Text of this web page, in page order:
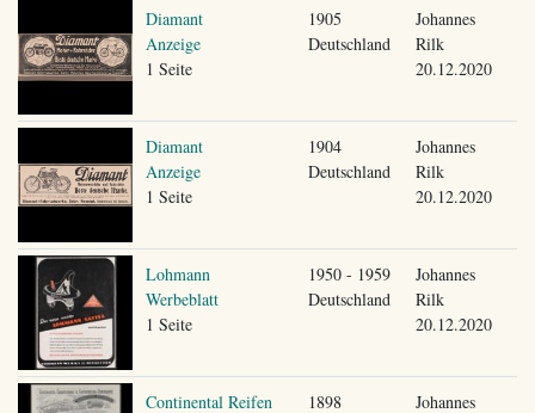
Diamant
Anzeige
1 Seite
1905
Deutschland
Johannes
Rilk
20.12.2020
Diamant
Anzeige
1 Seite
1904
Deutschland
Johannes
Rilk
20.12.2020
Lohmann
Werbeblatt
1 Seite
1950 - 1959
Deutschland
Johannes
Rilk
20.12.2020
Continental Reifen
1898
Johannes